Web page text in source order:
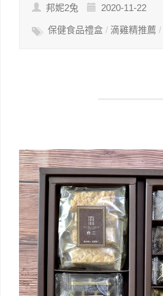
邦妮2兔 2020-11-22
保健食品禮盒 / 滴雞精推薦 /